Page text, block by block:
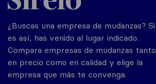
¿Buscas una empresa de mudanzas? Si
es así, has venido al lugar indicado.
Compara empresas de mudanzas tanto
en precio como en calidad y elige la
empresa que más te convenga.